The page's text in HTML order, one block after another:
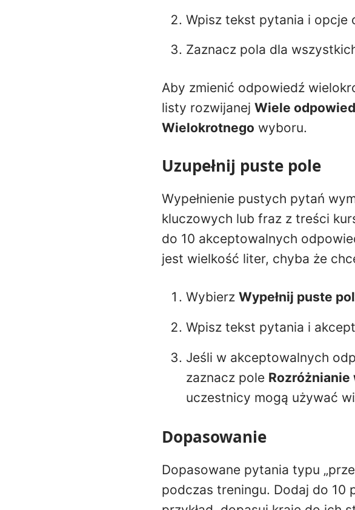
Wpisz tekst pytania i opcje
Zaznacz pola dla
Aby zmienić odpowiedź
listy rozwijanej Wiele
Wielokrotnego wyboru.
Uzupełnij puste pole
Wypełnienie pustych pytań
kluczowych lub fraz z treści
do 10 akceptowalnych
jest wielkość liter, chyba że
Wybierz Wypełnij puste
Wpisz tekst pytania i
Jeśli w akceptowalnych
zaznacz pole
uczestnicy mogą używać
Dopasowanie
Dopasowane pytania typu
podczas treningu. Dodaj do